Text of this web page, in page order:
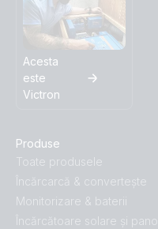
Acesta
este
Victron
Produse
Toate produsele
Încărcarcă & convertește
Monitorizare & baterii
Încărcătoare solare și